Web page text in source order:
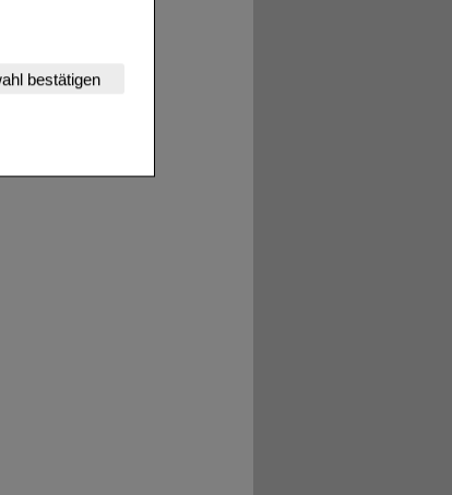
kann.
(z.B.
Website aber
hierfür
bestätigen